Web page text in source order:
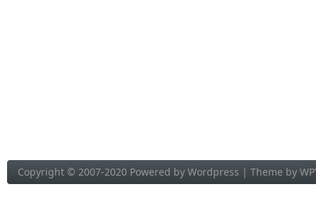
Copyright © 2007-2020 Powered by Wordpress | Theme by